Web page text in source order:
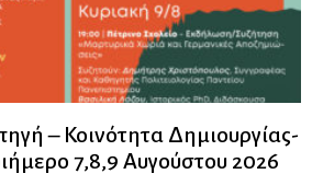
– Κοινότητα Δημιουργίας-
7,8,9 Αυγούστου 2026